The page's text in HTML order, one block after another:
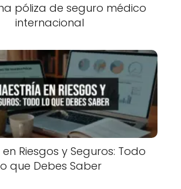
póliza de seguro médico
internacional
Riesgos y Seguros: Todo
que Debes Saber